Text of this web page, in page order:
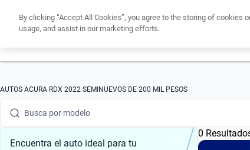
AUTOS ACURA RDX 2022 SEMINUEVOS DE 200 MIL PESOS
Busca por marca
Busca por modelo
Busca por versión
Encuentra el auto ideal para tu
0
By clicking “Accept All Cookies”, you agree to the storing of cookies
usage, and assist in our marketing efforts.